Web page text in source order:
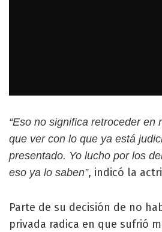
“Eso no significa retroceder en
que ver con lo que ya está
presentado. Yo lucho por los
eso ya lo saben”, indicó la
Parte de su decisión de no
privada radica en que sufrió